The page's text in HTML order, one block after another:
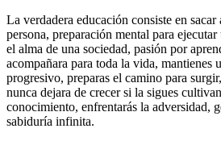
La verdadera educación consiste en
persona, preparación mental para
el alma de una sociedad, pasión por
acompañara para toda la vida, mantienes
progresivo, preparas el camino para
nunca dejara de crecer si la sigues
conocimiento, enfrentarás la adversidad,
sabiduría infinita.